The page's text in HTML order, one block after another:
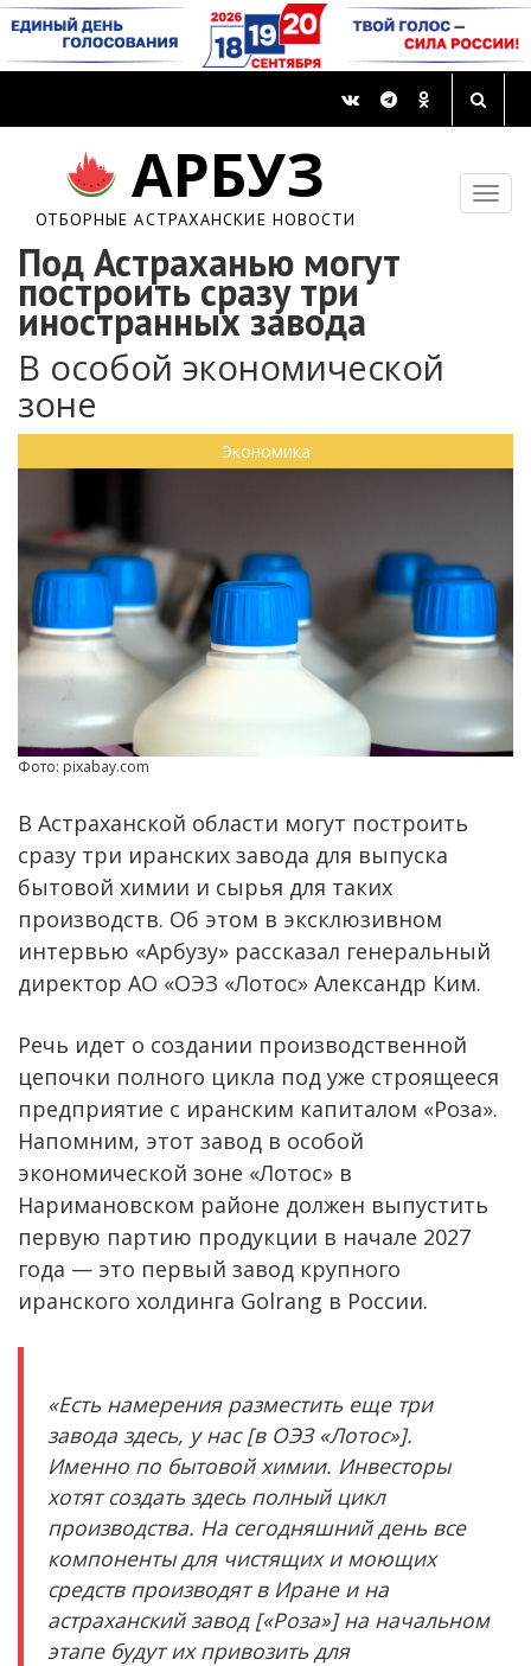
АРБУЗ
ОТБОРНЫЕ АСТРАХАНСКИЕ НОВОСТИ
Под Астраханью могут
построить сразу три
иностранных завода
В особой экономической
зоне
Экономика
Фото: pixabay.com
В Астраханской области могут построить
сразу три иранских завода для выпуска
бытовой химии и сырья для таких
производств. Об этом в эксклюзивном
интервью «Арбузу» рассказал генеральный
директор АО «ОЭЗ «Лотос» Александр Ким.
Речь идет о создании производственной
цепочки полного цикла под уже строящееся
предприятие с иранским капиталом «Роза».
Напомним, этот завод в особой
экономической зоне «Лотос» в
Наримановском районе должен выпустить
первую партию продукции в начале 2027
года — это первый завод крупного
иранского холдинга Golrang в России.
«Есть намерения разместить еще три
завода здесь, у нас [в ОЭЗ «Лотос»].
Именно по бытовой химии. Инвесторы
хотят создать здесь полный цикл
производства. На сегодняшний день все
компоненты для чистящих и моющих
средств производят в Иране и на
астраханский завод [«Роза»] на начальном
этапе будут их привозить для